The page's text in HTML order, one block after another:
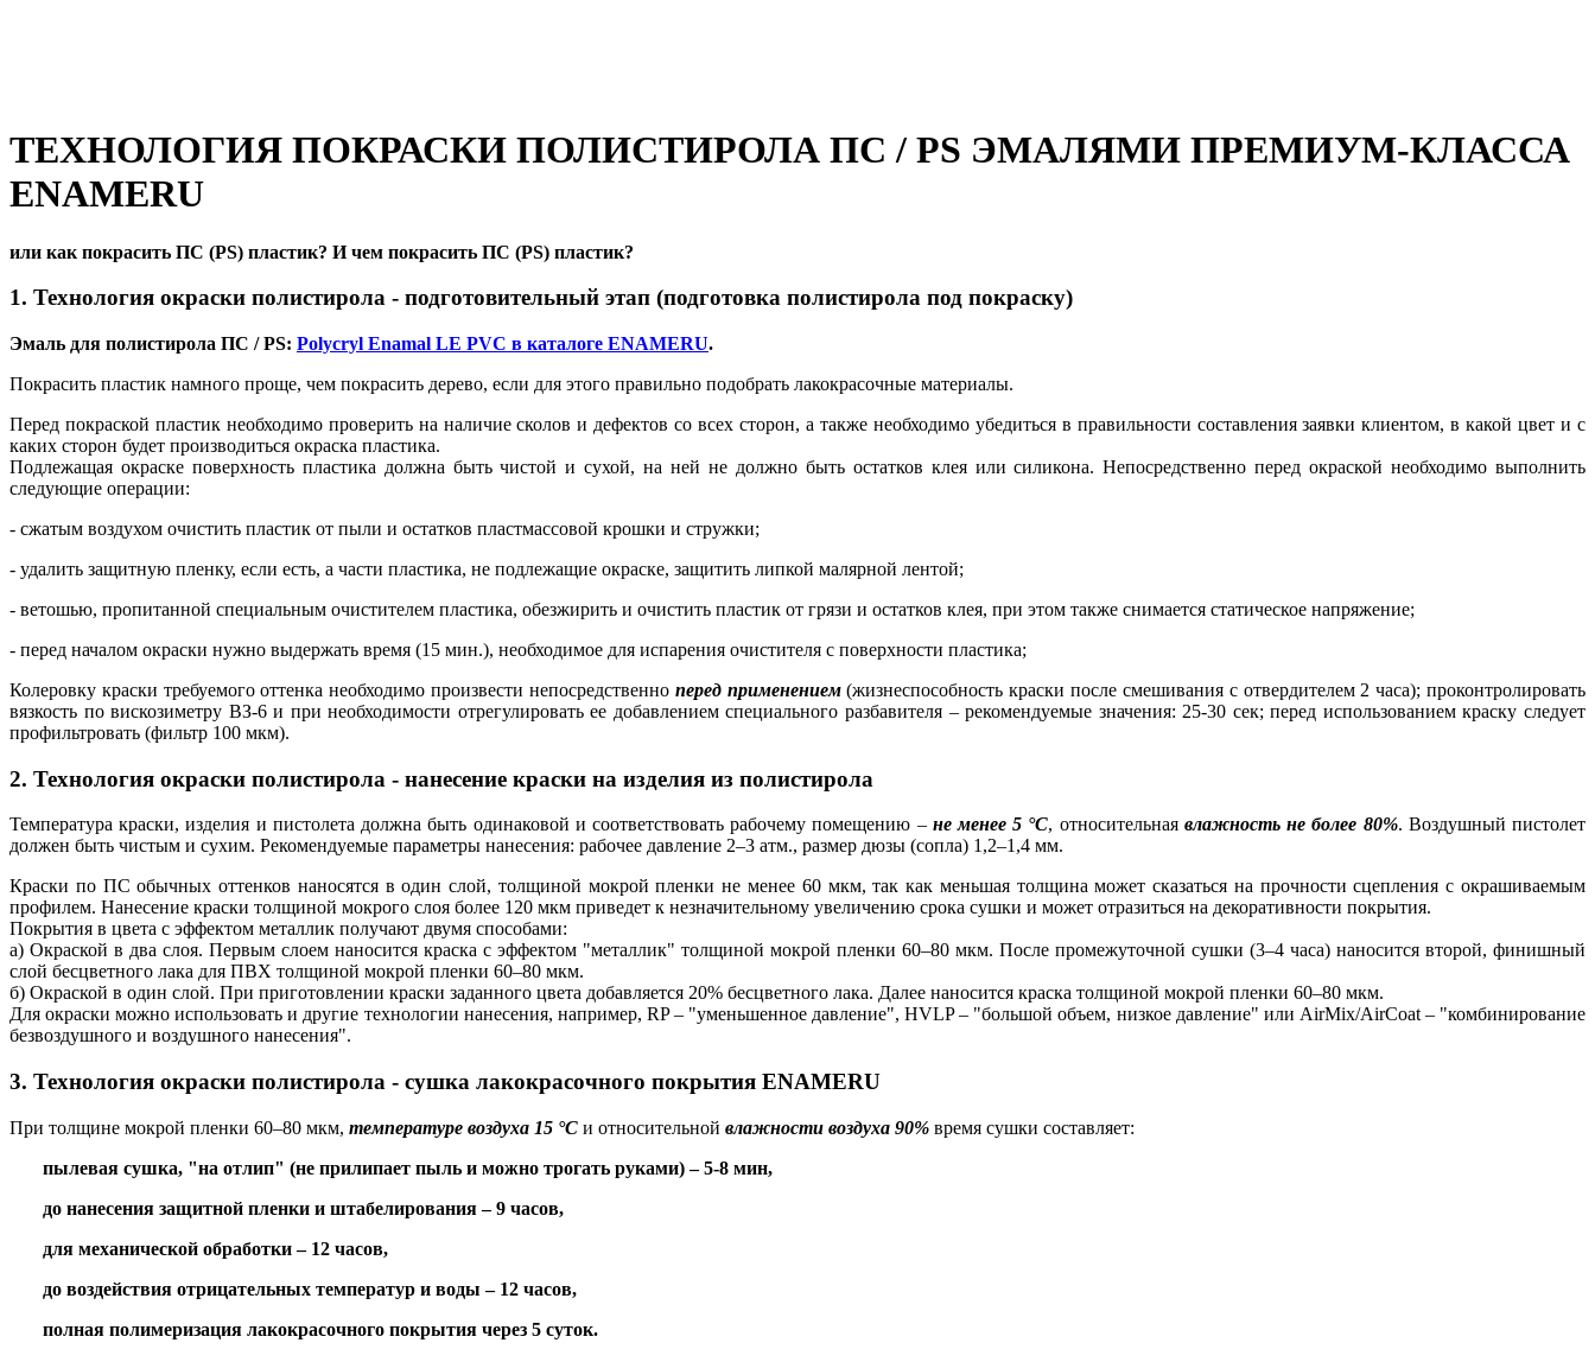
ТЕХНОЛОГИЯ ПОКРАСКИ ПОЛИСТИРОЛА ПС / PS ЭМАЛЯМИ ПРЕМИУМ-КЛАССА
ENAMERU
или как покрасить ПС (PS) пластик? И чем покрасить ПС (PS) пластик?
1. Технология окраски полистирола - подготовительный этап (подготовка полистирола под покраску)
Эмаль для полистирола ПC / PS: Polycryl Enamal LE PVC в каталоге ENAMERU.
Покрасить пластик намного проще, чем покрасить дерево, если для этого правильно подобрать лакокрасочные материалы.
Перед покраской пластик необходимо проверить на наличие сколов и дефектов со всех сторон, а также необходимо убедиться в правильности составления заявки клиентом, в какой цвет и с
каких сторон будет производиться окраска пластика.
Подлежащая окраске поверхность пластика должна быть чистой и сухой, на ней не должно быть остатков клея или силикона. Непосредственно перед окраской необходимо выполнить
следующие операции:
- сжатым воздухом очистить пластик от пыли и остатков пластмассовой крошки и стружки;
- удалить защитную пленку, если есть, а части пластика, не подлежащие окраске, защитить липкой малярной лентой;
- ветошью, пропитанной специальным очистителем пластика, обезжирить и очистить пластик от грязи и остатков клея, при этом также снимается статическое напряжение;
- перед началом окраски нужно выдержать время (15 мин.), необходимое для испарения очистителя с поверхности пластика;
Колеровку краски требуемого оттенка необходимо произвести непосредственно перед применением(жизнеспособность краски после смешивания с отвердителем 2 часа); проконтролировать
вязкость по вискозиметру ВЗ-6 и при необходимости отрегулировать ее добавлением специального разбавителя – рекомендуемые значения: 25-30 сек; перед использованием краску следует
профильтровать (фильтр 100 мкм).
2. Технология окраски полистирола - нанесение краски на изделия из полистирола
Температура краски, изделия и пистолета должна быть одинаковой и соответствовать рабочему помещению – не менее 5 °С, относительная влажность не более 80%. Воздушный пистолет
должен быть чистым и сухим. Рекомендуемые параметры нанесения: рабочее давление 2–3 атм., размер дюзы (сопла) 1,2–1,4 мм.
Краски по ПС обычных оттенков наносятся в один слой, толщиной мокрой пленки не менее 60 мкм, так как меньшая толщина может сказаться на прочности сцепления с окрашиваемым
профилем. Нанесение краски толщиной мокрого слоя более 120 мкм приведет к незначительному увеличению срока сушки и может отразиться на декоративности покрытия.
Покрытия в цвета с эффектом металлик получают двумя способами:
а) Окраской в два слоя. Первым слоем наносится краска с эффектом "металлик" толщиной мокрой пленки 60–80 мкм. После промежуточной сушки (3–4 часа) наносится второй, финишный
слой бесцветного лака для ПВХ толщиной мокрой пленки 60–80 мкм.
б) Окраской в один слой. При приготовлении краски заданного цвета добавляется 20% бесцветного лака. Далее наносится краска толщиной мокрой пленки 60–80 мкм.
Для окраски можно использовать и другие технологии нанесения, например, RP – "уменьшенное давление", HVLP – "большой объем, низкое давление" или AirMix/AirCoat – "комбинирование
безвоздушного и воздушного нанесения".
3. Технология окраски полистирола - сушка лакокрасочного покрытия ENAMERU
При толщине мокрой пленки 60–80 мкм, температуре воздуха 15 °С и относительной влажности воздуха 90% время сушки составляет:
пылевая сушка, "на отлип" (не прилипает пыль и можно трогать руками) – 5-8 мин,
до нанесения защитной пленки и штабелирования – 9 часов,
для механической обработки – 12 часов,
до воздействия отрицательных температур и воды – 12 часов,
полная полимеризация лакокрасочного покрытия через 5 суток.